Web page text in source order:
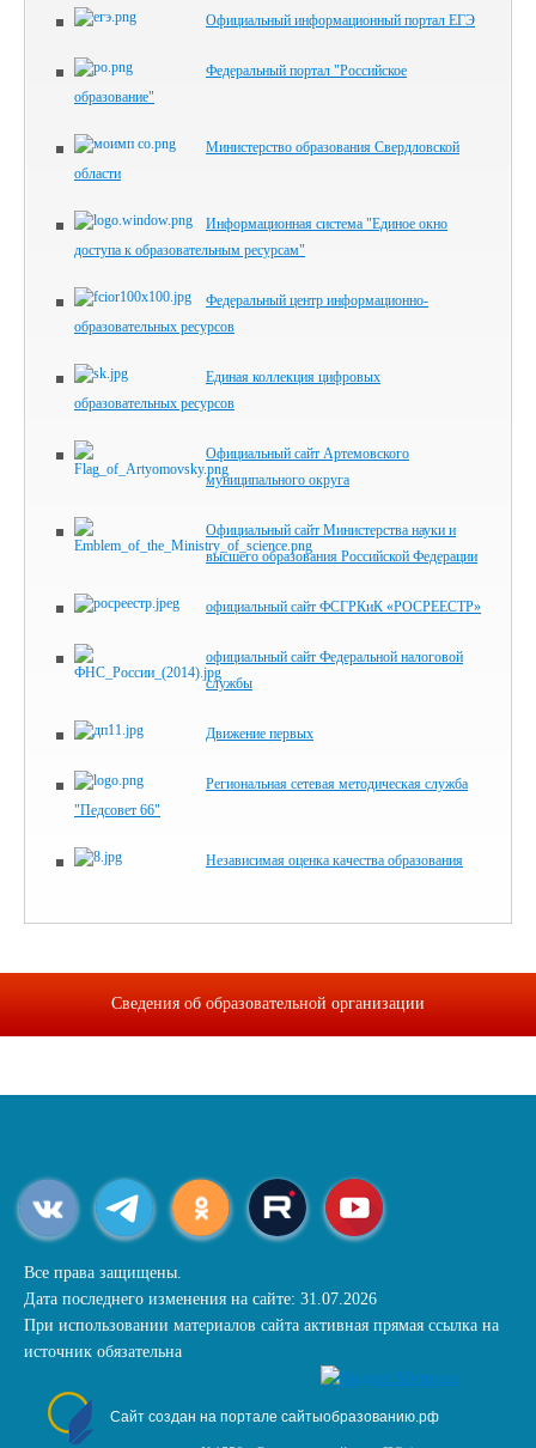
Официальный информационный портал ЕГЭ
Федеральный портал "Российское
образование"
Министерство образования Свердловской
области
Информационная система "Единое окно
доступа к образовательным ресурсам"
Федеральный центр информационно-
образовательных ресурсов
Единая коллекция цифровых
образовательных ресурсов
Официальный сайт Артемовского
муниципального округа
Официальный сайт Министерства науки и
высшего образования Российской Федерации
официальный сайт ФСГРКиК «РОСРЕЕСТР»
официальный сайт Федеральной налоговой
службы
Движение первых
Региональная сетевая методическая служба
"Педсовет 66"
Независимая оценка качества образования
Сведения об образовательной организации
Все права защищены.
Дата последнего изменения на сайте: 31.07.2026
При использовании материалов сайта активная прямая ссылка на
источник обязательна
Сайт создан на портале сайтыобразованию.рф